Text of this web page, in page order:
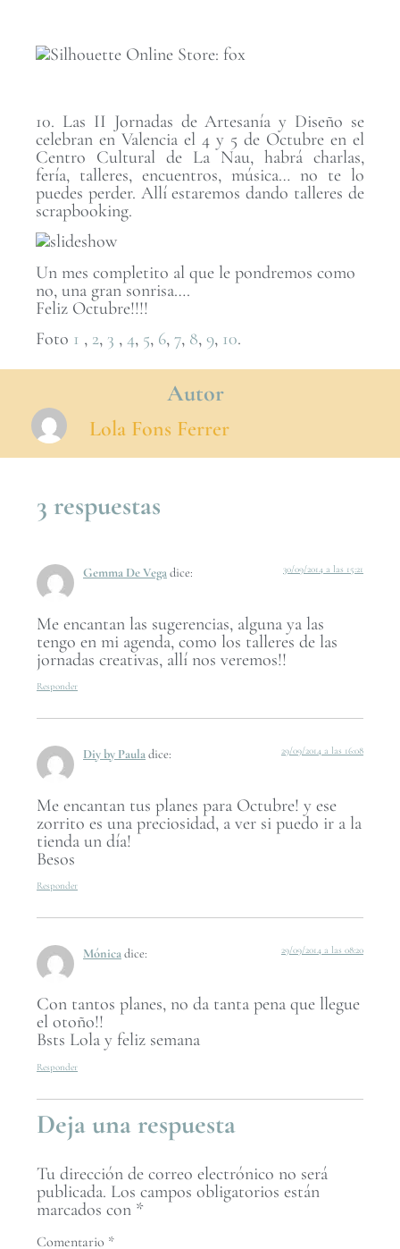
10. Las II Jornadas de Artesanía y Diseño se
celebran en Valencia el 4 y 5 de Octubre en el
Centro Cultural de La Nau, habrá charlas,
fería, talleres, encuentros, música… no te lo
puedes perder. Allí estaremos dando talleres de
scrapbooking.
Un mes completito al que le pondremos como
no, una gran sonrisa….
Feliz Octubre!!!!
Foto 1 , 2, 3 , 4, 5, 6, 7, 8, 9, 10.
Autor
Lola Fons Ferrer
3 respuestas
Gemma De Vegadice: 30/09/2014 a las 15:21
Me encantan las sugerencias, alguna ya las
tengo en mi agenda, como los talleres de las
jornadas creativas, allí nos veremos!!
Responder
Diy by Pauladice: 29/09/2014 a las 16:08
Me encantan tus planes para Octubre! y ese
zorrito es una preciosidad, a ver si puedo ir a la
tienda un día!
Besos
Responder
Mónicadice: 29/09/2014 a las 08:20
Con tantos planes, no da tanta pena que llegue
el otoño!!
Bsts Lola y feliz semana
Responder
Deja una respuesta
Tu dirección de correo electrónico no será
publicada. Los campos obligatorios están
marcados con *
Comentario *